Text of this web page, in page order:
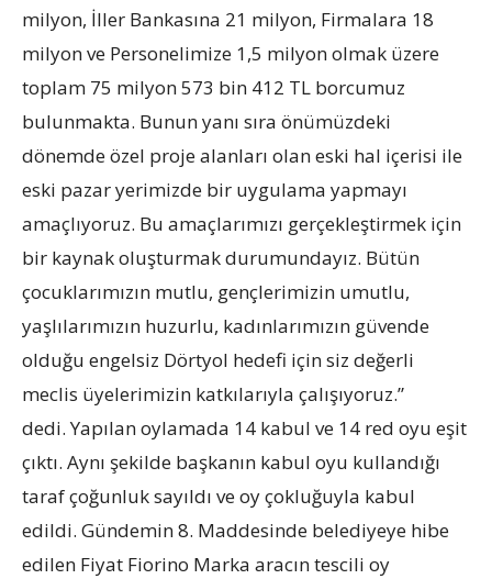
milyon, İller Bankasına 21 milyon, Firmalara 18
milyon ve Personelimize 1,5 milyon olmak üzere
toplam 75 milyon 573 bin 412 TL borcumuz
bulunmakta. Bunun yanı sıra önümüzdeki
dönemde özel proje alanları olan eski hal içerisi ile
eski pazar yerimizde bir uygulama yapmayı
amaçlıyoruz. Bu amaçlarımızı gerçekleştirmek için
bir kaynak oluşturmak durumundayız. Bütün
çocuklarımızın mutlu, gençlerimizin umutlu,
yaşlılarımızın huzurlu, kadınlarımızın güvende
olduğu engelsiz Dörtyol hedefi için siz değerli
meclis üyelerimizin katkılarıyla çalışıyoruz.”
dedi. Yapılan oylamada 14 kabul ve 14 red oyu eşit
çıktı. Aynı şekilde başkanın kabul oyu kullandığı
taraf çoğunluk sayıldı ve oy çokluğuyla kabul
edildi. Gündemin 8. Maddesinde belediyeye hibe
edilen Fiyat Fiorino Marka aracın tescili oy